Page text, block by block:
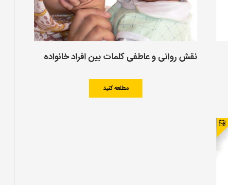
نقش روانی و عاطفی کلمات بین افراد خانواده
مطلعه کنید